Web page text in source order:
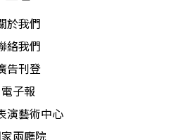
於我們
絡我們
告刊登
電子報
演藝術中心
兩廳院